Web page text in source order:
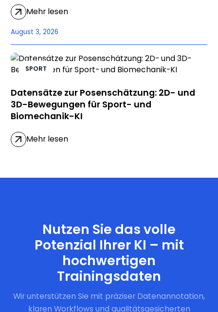
Mehr lesen
August 3, 2026
SPORT
Datensätze zur Posenschätzung: 2D- und
3D-Bewegungen für Sport- und
Biomechanik-KI
Mehr lesen
Nutzen Sie das volle
Potenzial Ihrer KI – mit
hochwertigen
Trainingsdaten
Wir unterstützen Sie mit präziser Datenannotation,
klaren Workflows und qualitätsgesicherten